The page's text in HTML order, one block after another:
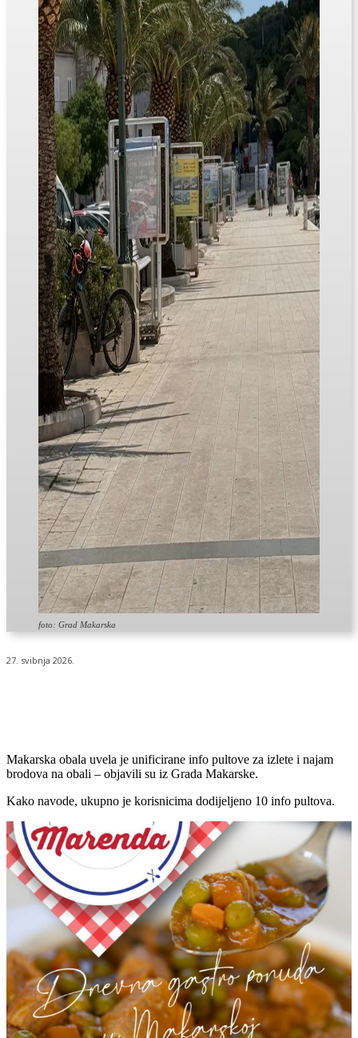
foto: Grad Makarska
27. svibnja 2026.
Makarska obala uvela je unificirane info pultove za izlete i najam
brodova na obali – objavili su iz Grada Makarske.
Kako navode, ukupno je korisnicima dodijeljeno 10 info pultova.